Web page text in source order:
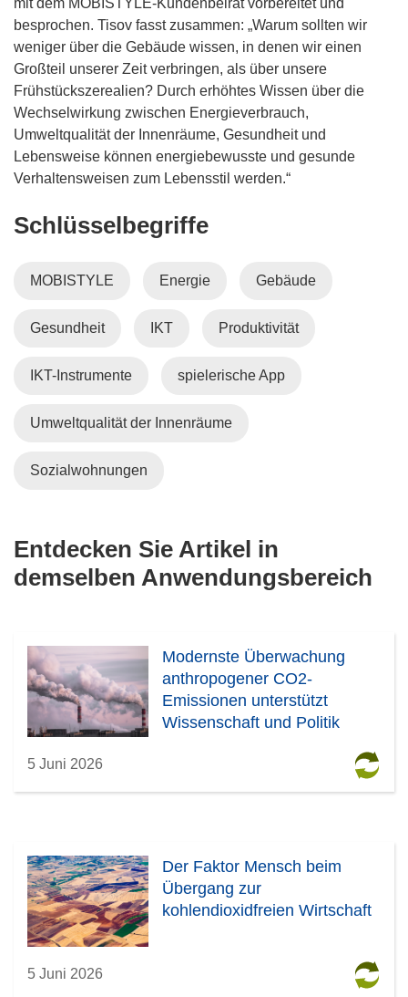
)
e
r
)
f
f
n
e
i
n
n
u
F
t
r
besprochen. Tisov fasst zusammen: „Warum sollten wir
weniger über die Gebäude wissen, in denen wir einen
Großteil unserer Zeit verbringen, als über unsere
Frühstückszerealien? Durch erhöhtes Wissen über die
Wechselwirkung zwischen Energieverbrauch,
Umweltqualität der Innenräume, Gesundheit und
Lebensweise können energiebewusste und gesunde
Verhaltensweisen zum Lebensstil werden.“
Schlüsselbegriffe
MOBISTYLE Energie Gebäude
Gesundheit IKT Produktivität
IKT-Instrumente spielerische App
Umweltqualität der Innenräume
Sozialwohnungen
Entdecken Sie Artikel in
demselben Anwendungsbereich
Modernste Überwachung
anthropogener CO2-
Emissionen unterstützt
Wissenschaft und Politik
5 Juni 2026
Der Faktor Mensch beim
Übergang zur
kohlendioxidfreien Wirtschaft
5 Juni 2026